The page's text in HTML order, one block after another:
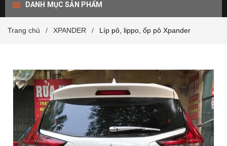
DANH MỤC SẢN PHẨM
Trang chủ / XPANDER / Líp pô, lippo, ốp pô Xpander